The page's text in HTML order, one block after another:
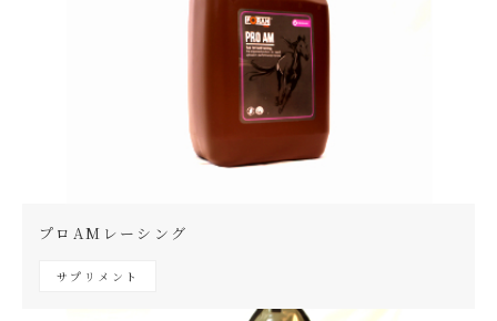
プロAMレーシング
サプリメント